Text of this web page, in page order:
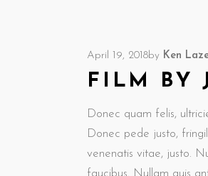
April 19, 2018by Ken
FILM BY
Donec quam felis,
Donec pede justo,
venenatis vitae, justo.
faucibus. Nullam quis